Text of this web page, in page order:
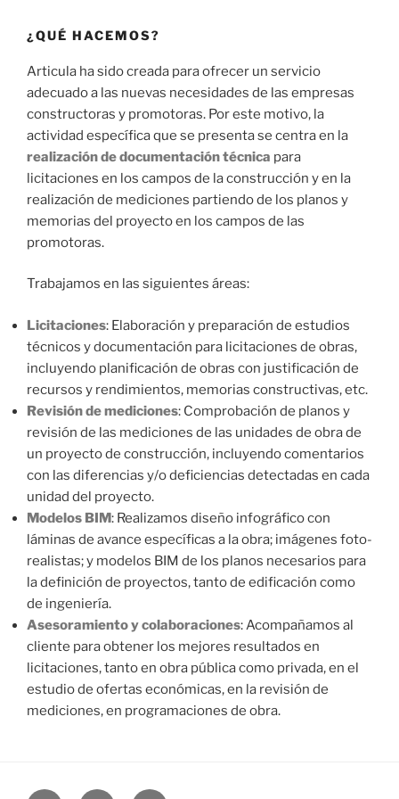
¿QUÉ HACEMOS?
Articula ha sido creada para ofrecer un servicio
adecuado a las nuevas necesidades de las empresas
constructoras y promotoras. Por este motivo, la
actividad específica que se presenta se centra en la
realización de documentación técnica para
licitaciones en los campos de la construcción y en la
realización de mediciones partiendo de los planos y
memorias del proyecto en los campos de las
promotoras.
Trabajamos en las siguientes áreas:
Licitaciones: Elaboración y preparación de estudios
técnicos y documentación para licitaciones de obras,
incluyendo planificación de obras con justificación de
recursos y rendimientos, memorias constructivas, etc.
Revisión de mediciones: Comprobación de planos y
revisión de las mediciones de las unidades de obra de
un proyecto de construcción, incluyendo comentarios
con las diferencias y/o deficiencias detectadas en cada
unidad del proyecto.
Modelos BIM: Realizamos diseño infográfico con
láminas de avance específicas a la obra; imágenes foto-
realistas; y modelos BIM de los planos necesarios para
la definición de proyectos, tanto de edificación como
de ingeniería.
Asesoramiento y colaboraciones: Acompañamos al
cliente para obtener los mejores resultados en
licitaciones, tanto en obra pública como privada, en el
estudio de ofertas económicas, en la revisión de
mediciones, en programaciones de obra.